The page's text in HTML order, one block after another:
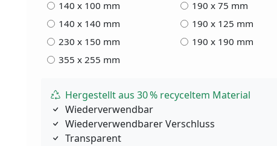
140 x 100 mm
190 x 75 mm
140 x 140 mm
190 x 125 mm
230 x 150 mm
190 x 190 mm
355 x 255 mm
Hergestellt aus 30 % recyceltem Material
Wiederverwendbar
Wiederverwendbarer Verschluss
Transparent